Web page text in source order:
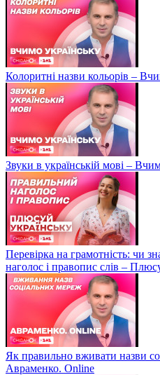
Колоритні назви кольорів –
Звуки в українській мові –
Перевірка на грамотність: чи
наголос і правопис слів –
Як правильно вживати назви
Авраменко. Online